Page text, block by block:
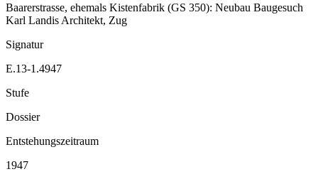
Baarerstrasse, ehemals Kistenfabrik (GS 350): Neubau Baugesuch
Karl Landis Architekt, Zug
Signatur
E.13-1.4947
Stufe
Dossier
Entstehungszeitraum
1947